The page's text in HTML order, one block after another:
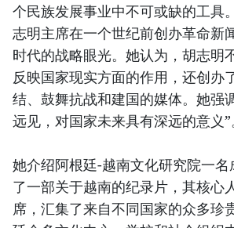
个民族发展事业中不可或缺的工具
志明主席在一个世纪前创办革命新
时代的战略眼光。她认为，胡志明
反映国家现实方面的作用，还创办
结、鼓舞抗战和建国的媒体。她强
远见，对国家未来具有深远的意义”
她介绍阿根廷-越南文化研究院一
了一部关于越南的纪录片，其核心
席，汇集了来自不同国家的众多珍